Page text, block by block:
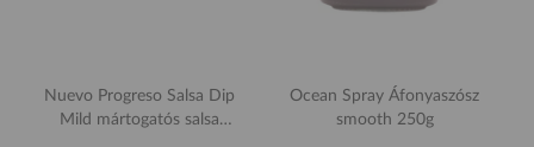
Nuevo Progreso Salsa Dip
Mild mártogatós salsa
Ocean Spray Áfonyaszósz
smooth 250g